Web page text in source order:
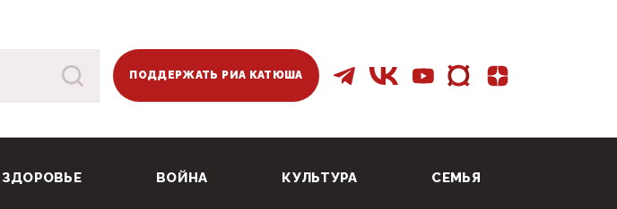
ПОДДЕРЖАТЬ РИА КАТЮША
ЗДОРОВЬЕ ВОЙНА КУЛЬТУРА СЕМЬЯ